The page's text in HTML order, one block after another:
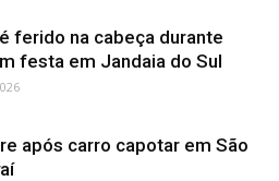
ferido na cabeça durante
festa em Jandaia do Sul
após carro capotar em São